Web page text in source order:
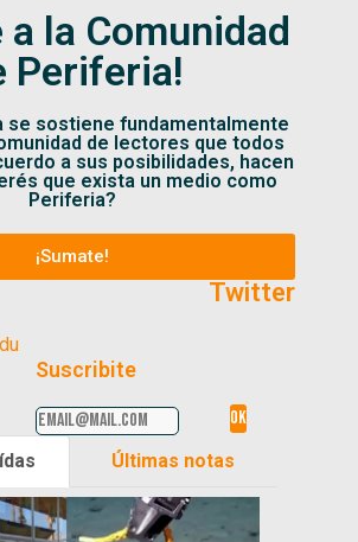
a la Comunidad
Periferia!
se sostiene fundamentalmente
de lectores que todos
a sus posibilidades, hacen
que exista un medio como
Periferia?
¡Sumate!
Twitter
Suscribite
Últimas notas